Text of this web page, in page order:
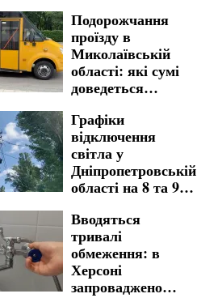
подорожчали
Подорожчання
проїзду в
Миколаївській
області: які сумі
доведеться
Графіки
відключення
світла у
Дніпропетровській
області на 8 та 9
доведеться
зустріти вихідні
без електрики
Вводяться
тривалі
обмеження: в
Херсоні
запроваджено